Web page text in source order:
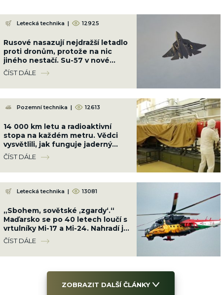
Letecká technika | 12925
Rusové nasazují nejdražší letadlo
proti dronům, protože na nic
jiného nestačí. Su-57 v nové
konfiguraci stačí radar „Bělka“
ČÍST DÁLE
Pozemní technika | 12613
14 000 km letu a radioaktivní
stopa na každém metru. Vědci
vysvětlili, jak funguje jaderný
motor ruské střely Burevestnik
ČÍST DÁLE
Letecká technika | 13081
„Sbohem, sovětské ‚zgardy‘.“
Maďarsko se po 40 letech loučí s
vrtulníky Mi-17 a Mi-24. Nahradí je
západní za miliardy
ČÍST DÁLE
ZOBRAZIT DALŠÍ ČLÁNKY